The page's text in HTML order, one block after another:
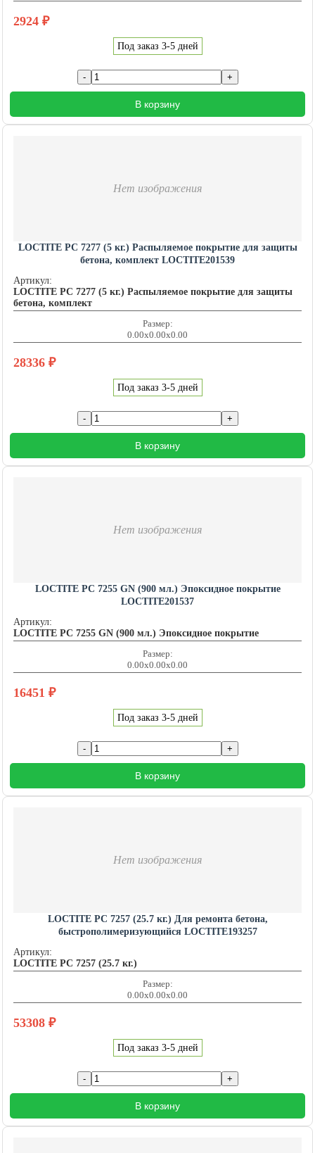
2924 ₽
Под заказ 3-5 дней
В корзину
Нет изображения
LOCTITE PC 7277 (5 кг.) Распыляемое покрытие для защиты
бетона, комплект LOCTITE201539
Артикул:
LOCTITE PC 7277 (5 кг.) Распыляемое покрытие для защиты
бетона, комплект
Размер:
0.00x0.00x0.00
28336 ₽
Под заказ 3-5 дней
В корзину
Нет изображения
LOCTITE PC 7255 GN (900 мл.) Эпоксидное покрытие
LOCTITE201537
Артикул:
LOCTITE PC 7255 GN (900 мл.) Эпоксидное покрытие
Размер:
0.00x0.00x0.00
16451 ₽
Под заказ 3-5 дней
В корзину
Нет изображения
LOCTITE PC 7257 (25.7 кг.) Для ремонта бетона,
быстрополимеризующийся LOCTITE193257
Артикул:
LOCTITE PC 7257 (25.7 кг.)
Размер:
0.00x0.00x0.00
53308 ₽
Под заказ 3-5 дней
В корзину